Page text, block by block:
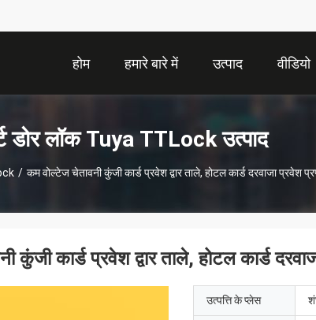
होम हमारे बारे में उत्पाद वीडियो
डोर लॉक Tuya TTLock उत्पाद
/ कम वोल्टेज चेतावनी कुंजी कार्ड प्रवेश द्वार ताले, होटल कार्ड दरवाजा प्रवेश
कुंजी कार्ड प्रवेश द्वार ताले, होटल कार्ड
उत्पत्ति के प्लेस